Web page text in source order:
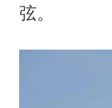
弦。